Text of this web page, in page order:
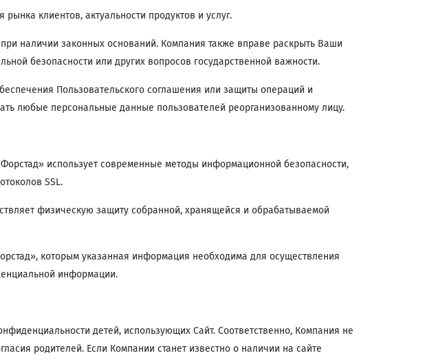
клиентов, актуальности продуктов и услуг.
наличии законных оснований. Компания также вправе раскрыть Ваши
безопасности или других вопросов государственной важности.
Пользовательского соглашения или защиты операций и
любые персональные данные пользователей реорганизованному лицу.
использует современные методы информационной безопасности,
SSL.
физическую защиту собранной, хранящейся и обрабатываемой
которым указанная информация необходима для осуществления
информации.
детей, использующих Сайт. Соответственно, Компания не
родителей. Если Компании станет известно о наличии на сайте